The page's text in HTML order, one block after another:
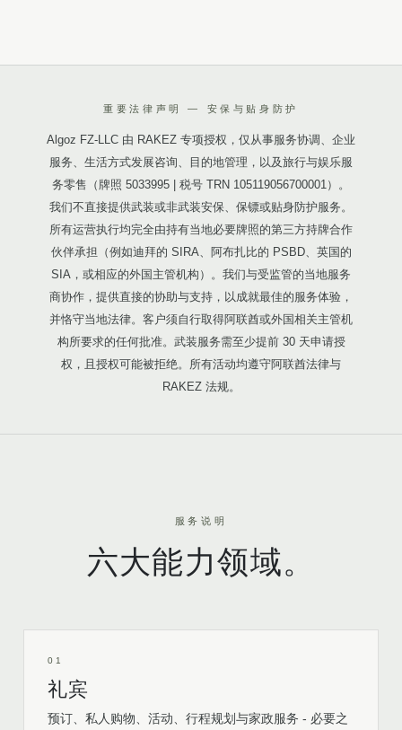
重要法律声明 — 安保与贴身防护
Algoz FZ-LLC 由 RAKEZ 专项授权，仅从事服务协调、企业
服务、生活方式发展咨询、目的地管理，以及旅行与娱乐服
务零售（牌照 5033995 | 税号 TRN 105119056700001）。
我们不直接提供武装或非武装安保、保镖或贴身防护服务。
所有运营执行均完全由持有当地必要牌照的第三方持牌合作
伙伴承担（例如迪拜的 SIRA、阿布扎比的 PSBD、英国的
SIA，或相应的外国主管机构）。我们与受监管的当地服务
商协作，提供直接的协助与支持，以成就最佳的服务体验，
并恪守当地法律。客户须自行取得阿联酋或外国相关主管机
构所要求的任何批准。武装服务需至少提前 30 天申请授
权，且授权可能被拒绝。所有活动均遵守阿联酋法律与
RAKEZ 法规。
服务说明
六大能力领域。
01
礼宾
预订、私人购物、活动、行程规划与家政服务 - 必要之